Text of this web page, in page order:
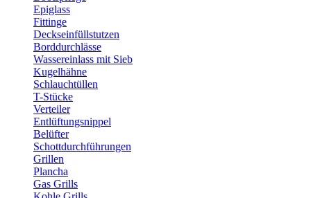
Epiglass
Fittinge
Deckseinfüllstutzen
Borddurchlässe
Wassereinlass mit Sieb
Kugelhähne
Schlauchtüllen
T-Stücke
Verteiler
Entlüftungsnippel
Belüfter
Schottdurchführungen
Grillen
Plancha
Gas Grills